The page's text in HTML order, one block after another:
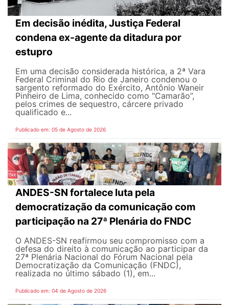
Em decisão inédita, Justiça Federal
condena ex-agente da ditadura por
estupro
Em uma decisão considerada histórica, a 2ª Vara
Federal Criminal do Rio de Janeiro condenou o
sargento reformado do Exército, Antônio Waneir
Pinheiro de Lima, conhecido como "Camarão”,
pelos crimes de sequestro, cárcere privado
qualificado e...
Publicado em: 05 de Agosto de 2026
ANDES-SN fortalece luta pela
democratização da comunicação com
participação na 27ª Plenária do FNDC
O ANDES-SN reafirmou seu compromisso com a
defesa do direito à comunicação ao participar da
27ª Plenária Nacional do Fórum Nacional pela
Democratização da Comunicação (FNDC),
realizada no último sábado (1), em...
Publicado em: 04 de Agosto de 2026